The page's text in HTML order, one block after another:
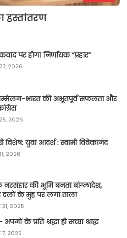
हस्तांतरण
पर होगा निर्णायक “प्रहार“
2026
भारत की अभूतपूर्व सफलता और
2026
विशेष: युवा आदर्श : स्वामी विवेकानंद
2026
की भूमि बनता बांग्लादेश,
के मुंह पर लगा ताला
31, 2025
अपनों के प्रति श्रद्धा ही सच्चा श्राद्ध
7, 2025